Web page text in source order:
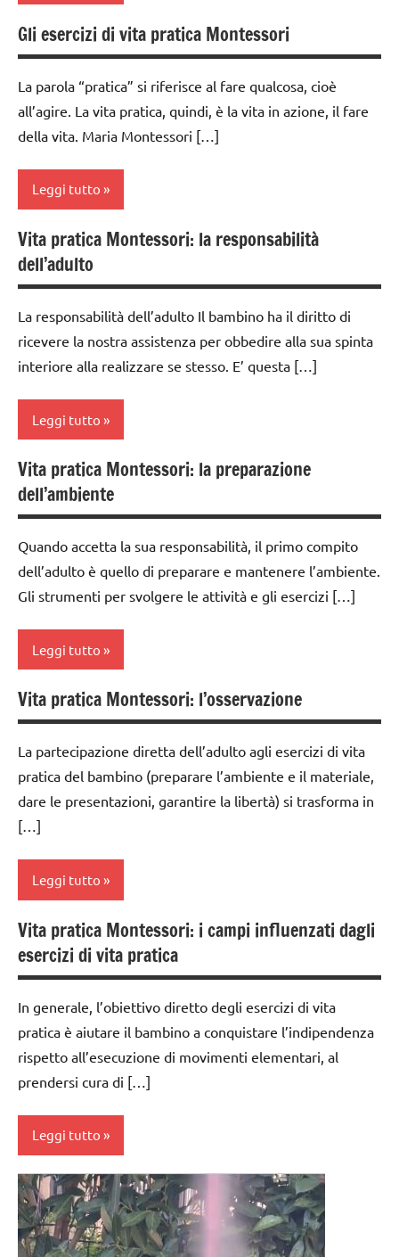
costruire i
materiali
Montessori
da 0
a 3
dai
3 ai
6
anni
esercizi
elementari
DIDATTICA
TUTORIAL
TUTTI GLI
ARGOMENTI
TUTTI GLI
VITA
PRATICA
Gli esercizi di vita pratica Montessori
La parola “pratica” si riferisce al fare qualcosa, cioè
all’agire. La vita pratica, quindi, è la vita in azione, il fare
della vita. Maria Montessori […]
Leggi tutto
da 0
a 3
anni
dai
3 ai
6
GUIDA
DIDATTICA
MONTESSORI
TUTTI GLI
ARGOMENTI
PER ETA'
TUTTI GLI
ARTICOLI
VITA
PRATICA
Vita pratica Montessori: la responsabilità
dell’adulto
La responsabilità dell’adulto Il bambino ha il diritto di
ricevere la nostra assistenza per obbedire alla sua spinta
interiore alla realizzare se stesso. E’ questa […]
Leggi tutto
da 0
a 3
anni
dai
3 ai
6
GUIDA
DIDATTICA
MONTESSORI
Montessori
TUTTI GLI
ARGOMENTI
PER ETA'
TUTTI GLI
ARTICOLI
VITA
Vita pratica Montessori: la preparazione
dell’ambiente
Quando accetta la sua responsabilità, il primo compito
dell’adulto è quello di preparare e mantenere l’ambiente.
Gli strumenti per svolgere le attività e gli esercizi […]
Leggi tutto
da 0
a 3
anni
dai
3 ai
GUIDA
DIDATTICA
MONTESSORI
TUTTI GLI
ARGOMENTI
TUTTI GLI
ARTICOLI
VITA
Vita pratica Montessori: l’osservazione
La partecipazione diretta dell’adulto agli esercizi di vita
pratica del bambino (preparare l’ambiente e il materiale,
dare le presentazioni, garantire la libertà) si trasforma in
[…]
Leggi tutto
da 0
a 3
anni
dai
3 ai
6
anni
DA ZERO A
TUTTI GLI
ARGOMENTI
PER ETA'
Vita pratica Montessori: i campi influenzati dagli
esercizi di vita pratica
In generale, l’obiettivo diretto degli esercizi di vita
pratica è aiutare il bambino a conquistare l’indipendenza
rispetto all’esecuzione di movimenti elementari, al
prendersi cura di […]
Leggi tutto
da 0
a 3
anni